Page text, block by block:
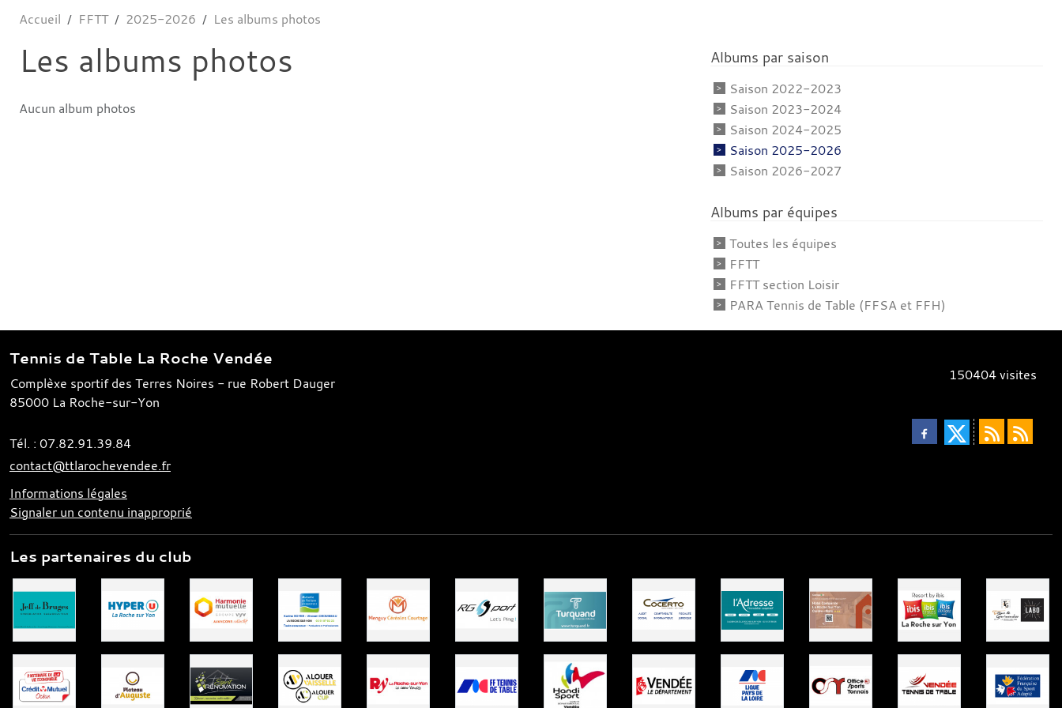
Accueil FFTT 2025-2026 Les albums photos
Les albums photos
Aucun album photos
Albums par saison
Saison 2022-2023
Saison 2023-2024
Saison 2024-2025
Saison 2025-2026
Saison 2026-2027
Albums par équipes
Toutes les équipes
FFTT
FFTT section Loisir
PARA Tennis de Table (FFSA et FFH)
Tennis de Table La Roche Vendée
Complèxe sportif des Terres Noires - rue Robert Dauger
85000 La Roche-sur-Yon
Tél. : 07.82.91.39.84
contact@ttlarochevendee.fr
Informations légales
Signaler un contenu inapproprié
150404visites
Les partenaires du club